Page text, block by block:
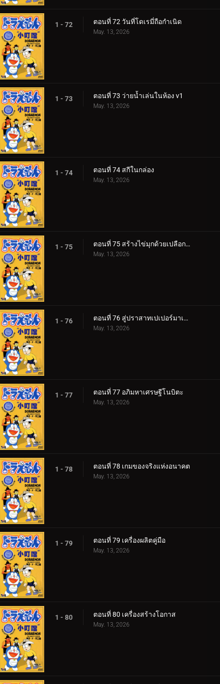
1 - 72 ตอนที่ 72 วันที่โดเรมี่ถือกำเนิด
May. 13, 2026
1 - 73 ตอนที่ 73 ว่ายน้ำเล่นในห้อง v1
May. 13, 2026
1 - 74 ตอนที่ 74 สกีในกล่อง
May. 13, 2026
1 - 75 ตอนที่ 75 สร้างไข่มุกด้วยเปลือกหอยเร่งเวลา
May. 13, 2026
1 - 76 ตอนที่ 76 สู่ปราสาทเปเปอร์มาเช่ v1
May. 13, 2026
1 - 77 ตอนที่ 77 อภิมหาเศรษฐีโนบิตะ
May. 13, 2026
1 - 78 ตอนที่ 78 เกมของจริงแห่งอนาคต
May. 13, 2026
1 - 79 ตอนที่ 79 เครื่องผลิตคู่มือ
May. 13, 2026
1 - 80 ตอนที่ 80 เครื่องสร้างโอกาส
May. 13, 2026